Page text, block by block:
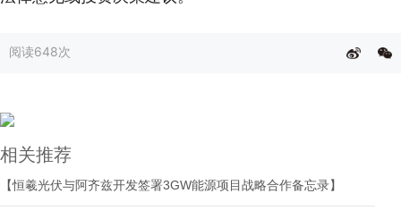
阅读648次
相关推荐
【恒羲光伏与阿齐兹开发签署3GW能源项目战略合作备忘录】